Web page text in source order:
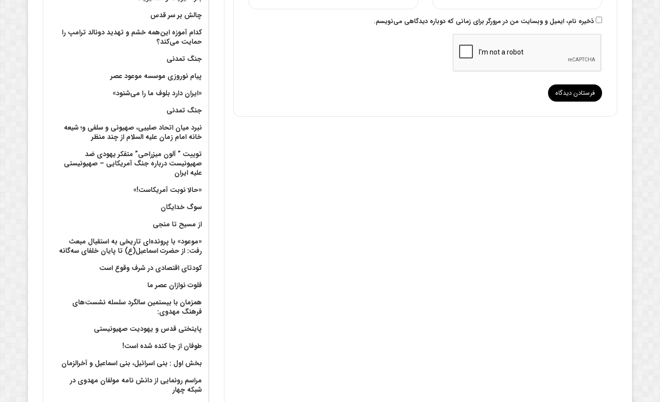
ذخیره نام، ایمیل و وبسایت من در مرورگر برای زمانی که دوباره دیدگاهی می‌نویسم.
چالش بر سر قدس
کدام آموزه این‌همه خشم و تهدید دونالد ترامپ را
حمایت می‌کند؟
جنگ تمدنی
پیام نوروزی موسسه موعود عصر
«ایران دارد بلوف ما را می‌شنود»
جنگ تمدنی
نبرد میان اتحاد صلیبی، صهیونی و سلفی و؛ شیعه
خانه امام زمان علیه السلام از چند منظر
توییت ” آلون میزراحی” متفکر یهودی ضد
صهیونیست درباره جنگ آمریکایی – صهیونیستی
علیه ایران
«حالا نوبت آمریکاست!»
سوگ خدایگان
از مسیح تا منجی
«موعود» با پرونده‌ای تاریخی به استقبال مبعث
رفت: از حضرت اسماعیل(ع) تا پایان خلفای سه‌گانه
کودتای اقتصادی در شرف وقوع است
فلوت نوازان عصر ما
همزمان با بیستمین سالگرد سلسله نشست‌های
فرهنگ مهدوی:‌
پایتختی قدس و یهودیت صهیونیستی
طوفان از جا کنده شده است!
بخش اول : بنی اسرائیل، بنی اسماعیل و آخرالزمان
مراسم رونمایی از دانش نامه مولفان مهدوی در
شبکه چهار